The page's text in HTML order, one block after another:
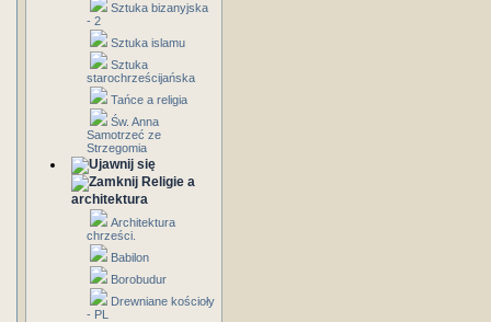
Sztuka bizanyjska
- 2
Sztuka islamu
Sztuka
starochrześcijańska
Tańce a religia
Św. Anna
Samotrzeć ze
Strzegomia
Religie a
architektura
Architektura
chrześci.
Babilon
Borobudur
Drewniane kościoły
- PL